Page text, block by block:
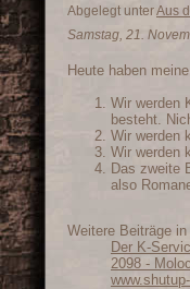
Abgelegt unterAus
Samstag, 21.
Heute haben
Wir werden
besteht.
Wir werden
Wir werden
Das zweite
also
Weitere Beiträge
Der K-
2098 -